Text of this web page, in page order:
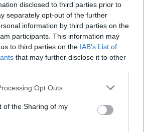
disclosed to third parties prior to
separately opt-out of the further
information by third parties on the
participants. This information may
to third parties on the IAB’s List of
that may further disclose it to other
app uses one or more Google
or usage behaviour. You may click to
to Google and its third-party tags to
specified purposes in below Google
Opt Outs
of the Sharing of my
számítás alapja tehát már
szerint fogyasztók köre
jóval alacsonyabb
„a szegénység és társadalmi
(AROPE) kategóriába
nem az élelmiszerkosár
szegénység vagy kirekesztődés
háztartások fogyasztási jellemzői